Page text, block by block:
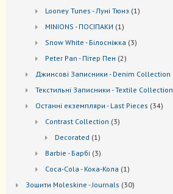
Looney Tunes - Луні Тюнз 1 1
MINIONS - ПОСІПАКИ 1 1
Snow White - Білосніжка 33
Peter Pan - Пітер Пен 22
Джинсові Записники - Denim Collection
Текстильні Записники - Textile Collection
Останні екземпляри - Last Pieces 3434
Contrast Collection 33
Decorated 1 1
Barbie - Барбі 33
Coca-Cola - Кока-Кола 1 1
Зошити Moleskine - Journals 3030